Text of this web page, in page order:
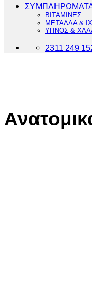
ΒΙΤΑΜΙΝΕΣ
ΜΕΤΑΛΛΑ &
ΥΠΝΟΣ &
2311 249